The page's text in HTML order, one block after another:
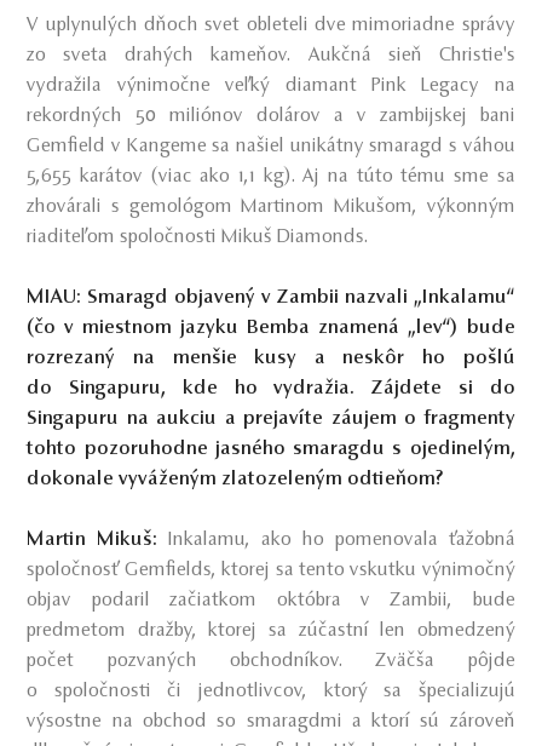
V uplynulých dňoch svet obleteli dve mimoriadne správy
zo sveta drahých kameňov. Aukčná sieň Christie's
vydražila výnimočne veľký diamant Pink Legacy na
rekordných 50 miliónov dolárov a v zambijskej bani
Gemfield v Kangeme sa našiel unikátny smaragd s váhou
5,655 karátov (viac ako 1,1 kg). Aj na túto tému sme sa
zhovárali s gemológom Martinom Mikušom, výkonným
riaditeľom spoločnosti Mikuš Diamonds.
MIAU: Smaragd objavený v Zambii nazvali „Inkalamu“
(čo v miestnom jazyku Bemba znamená „lev“) bude
rozrezaný na menšie kusy a neskôr ho pošlú
do Singapuru, kde ho vydražia. Zájdete si do
Singapuru na aukciu a prejavíte záujem o fragmenty
tohto pozoruhodne jasného smaragdu s ojedinelým,
dokonale vyváženým zlatozeleným odtieňom?
Martin Mikuš: Inkalamu, ako ho pomenovala ťažobná
spoločnosť Gemfields, ktorej sa tento vskutku výnimočný
objav podaril začiatkom októbra v Zambii, bude
predmetom dražby, ktorej sa zúčastní len obmedzený
počet pozvaných obchodníkov. Zväčša pôjde
o spoločnosti či jednotlivcov, ktorý sa špecializujú
výsostne na obchod so smaragdmi a ktorí sú zároveň